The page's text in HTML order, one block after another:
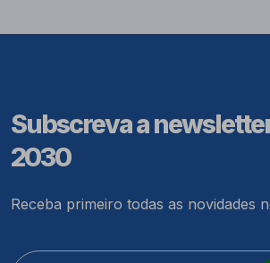
Subscreva a
2030
Receba primeiro todas as novidades